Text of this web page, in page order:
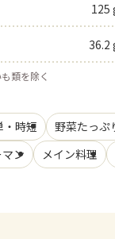
125
36.2
類を除く
・時短 野菜たっぷ
ン メイン料理